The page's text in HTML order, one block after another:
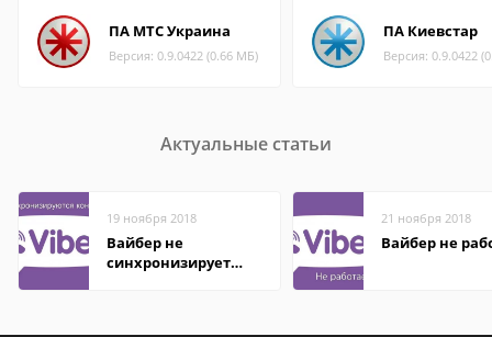
ПА МТС Украина
Версия: 0.9.0422 (0.66 МБ)
ПА Киевстар
Версия: 0.9.0422
Актуальные статьи
19 ноября 2018
Вайбер не
синхронизирует
21 ноября 2018
Вайбер не